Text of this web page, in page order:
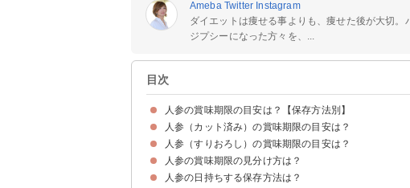
Ameba Twitter Instagram
ダイエットは痩せる事よりも、痩せた後が大切
ジプシーになった方々を、...
目次
人参の賞味期限の目安は？【保存方法別】
常温保存の場合：1週間程度
冷蔵保存の場合：1週間程度
冷凍保存の場合：1ヶ月程度
人参（カット済み）の賞味期限の目安は？
賞味期限の目安
保存方法
人参（すりおろし）の賞味期限の目安は？
賞味期限の目安
保存方法
人参の賞味期限の見分け方は？
人参の見た目での見分け方
人参の匂いでの見分け方
人参の感触での見分け方
人参の日持ちする保存方法は？